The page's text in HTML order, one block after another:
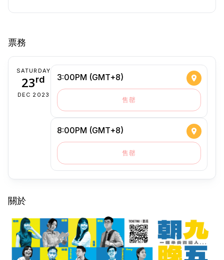
票務
SATURDAY
23rd
DEC 2023
3:00PM (GMT+8)
售罄
8:00PM (GMT+8)
售罄
關於